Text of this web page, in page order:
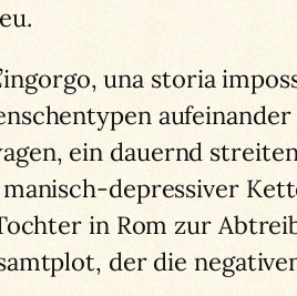
una storia
ein dauernd
depressiver
in Rom zur
der die